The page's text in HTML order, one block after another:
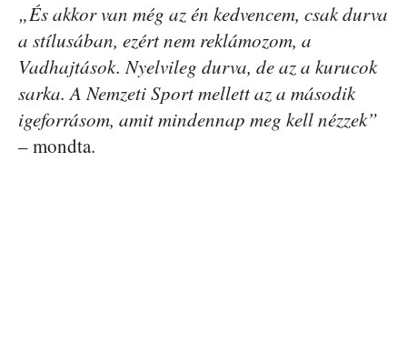
„És akkor van még az én kedvencem, csak durva
a stílusában, ezért nem reklámozom, a
Vadhajtások. Nyelvileg durva, de az a kurucok
sarka. A Nemzeti Sport mellett az a második
igeforrásom, amit mindennap meg kell nézzek”
– mondta.